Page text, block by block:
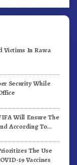
Victims In Rawa
Security While
Will Ensure The
According To
The Use
19 Vaccines